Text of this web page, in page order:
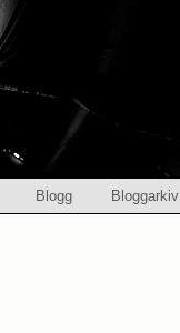
Blogg Bloggarkiv